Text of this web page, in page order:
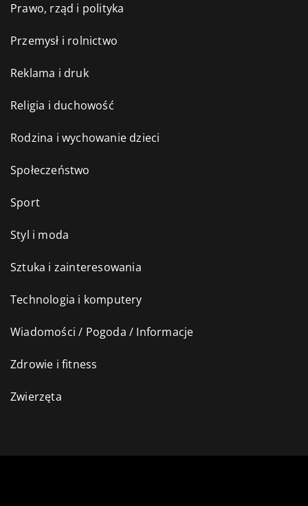
Prawo, rząd i polityka
Przemysł i rolnictwo
Reklama i druk
Religia i duchowość
Rodzina i wychowanie dzieci
Społeczeństwo
Sport
Styl i moda
Sztuka i zainteresowania
Technologia i komputery
Wiadomości / Pogoda / Informacje
Zdrowie i fitness
Zwierzęta